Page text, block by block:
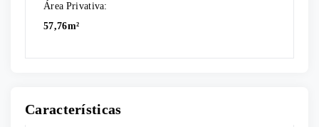
Área Privativa:
57,76m²
Características